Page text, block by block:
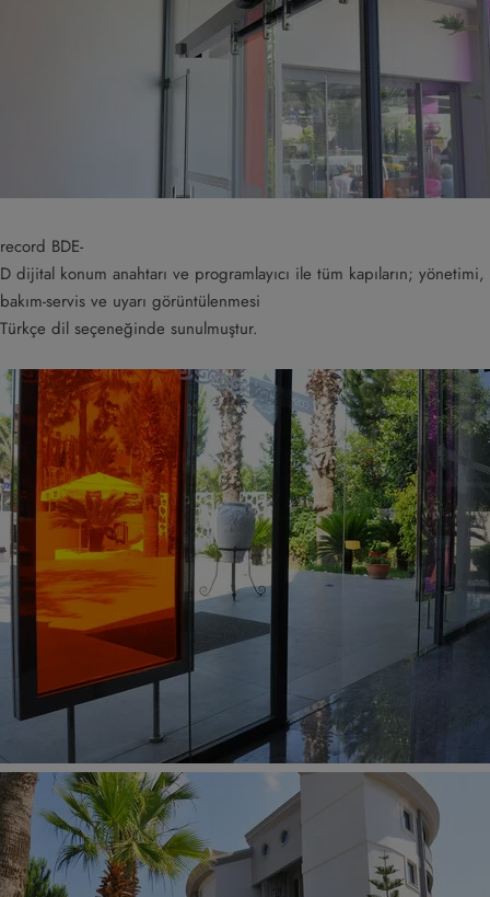
record BDE-
D dijital konum anahtarı ve programlayıcı ile tüm kapıların; yönetimi,
bakım-servis ve uyarı görüntülenmesi
Türkçe dil seçeneğinde sunulmuştur.